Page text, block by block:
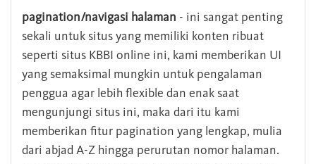
pagination/navigasi halaman - ini sangat penting
sekali untuk situs yang memiliki konten ribuat
seperti situs KBBI online ini, kami memberikan UI
yang semaksimal mungkin untuk pengalaman
penggua agar lebih flexible dan enak saat
mengunjungi situs ini, maka dari itu kami
memberikan fitur pagination yang lengkap, mulia
dari abjad A-Z hingga perurutan nomor halaman.